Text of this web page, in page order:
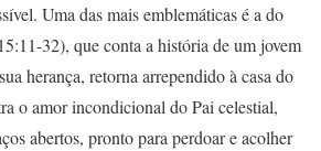
Uma das mais emblemáticas é a do
32), que conta a história de um jovem
herança, retorna arrependido à casa do
o amor incondicional do Pai celestial,
abertos, pronto para perdoar e acolher